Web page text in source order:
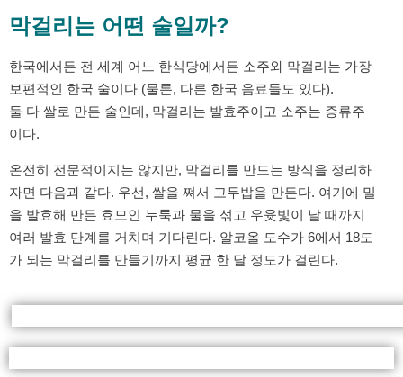
막걸리는 어떤 술일까?
한국에서든 전 세계 어느 한식당에서든 소주와 막걸리는 가장
보편적인 한국 술이다 (물론, 다른 한국 음료들도 있다).
둘 다 쌀로 만든 술인데, 막걸리는 발효주이고 소주는 증류주
이다.
온전히 전문적이지는 않지만, 막걸리를 만드는 방식을 정리하
자면 다음과 같다. 우선, 쌀을 쪄서 고두밥을 만든다. 여기에 밀
을 발효해 만든 효모인 누룩과 물을 섞고 우윳빛이 날 때까지
여러 발효 단계를 거치며 기다린다. 알코올 도수가 6에서 18도
가 되는 막걸리를 만들기까지 평균 한 달 정도가 걸린다.